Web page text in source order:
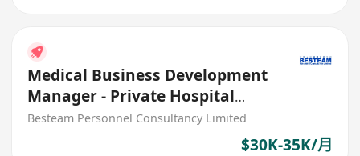
Medical Business Development
Manager - Private Hospital
Sector (30K - 35K)
Besteam Personnel Consultancy Limited
$30K-35K/月